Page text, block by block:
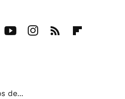
de...